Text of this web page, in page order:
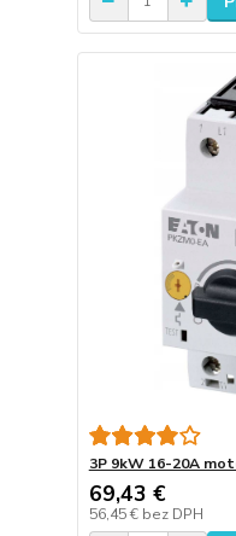
3P 9kW 16-20A
69,43 €
56,45 € bez DPH